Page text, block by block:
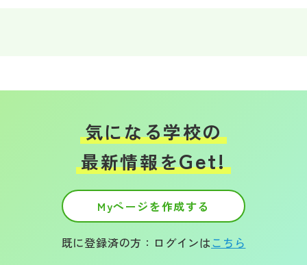
気になる学校の
最新情報をGet!
Myページを作成する
既に登録済の方：ログインはこちら